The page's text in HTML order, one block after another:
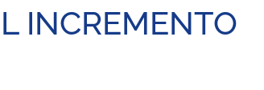
INCREMENTO